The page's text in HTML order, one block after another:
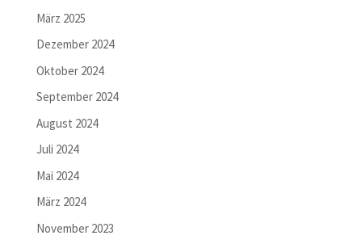
März 2025
Dezember 2024
Oktober 2024
September 2024
August 2024
Juli 2024
Mai 2024
März 2024
November 2023